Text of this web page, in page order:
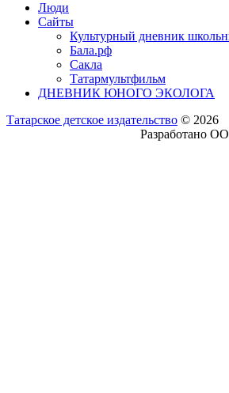
Люди
Сайты
Культурный дневник
Бала.рф
Сакла
Татармультфильм
ДНЕВНИК ЮНОГО ЭКОЛОГА
Татарское детское издательство © 2026
Разработано